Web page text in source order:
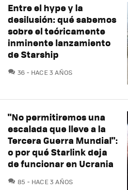
Entre el hype y la
desilusión: qué sabemos
sobre el teóricamente
inminente lanzamiento
de Starship
36 COMENTARIOS
HACE 3 AÑOS
"No permitiremos una
escalada que lleve a la
Tercera Guerra Mundial":
o por qué Starlink deja
de funcionar en Ucrania
85 COMENTARIOS
HACE 3 AÑOS